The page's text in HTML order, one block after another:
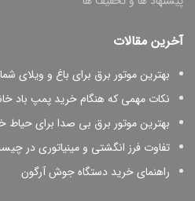
آخرین مقالات
بهترین موتور برق برای باغ و ویلای
نکات مهمی که هنگام خرید پمپ باد
بهترین موتور برق بی صدا برای حیاط
تفاوت فرز انگشتی و مینیاتوری در
راهنمای خرید دستگاه جوش آرگون